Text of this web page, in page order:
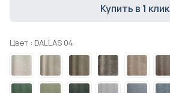
Купить в 1 клик
Цвет : DALLAS 04